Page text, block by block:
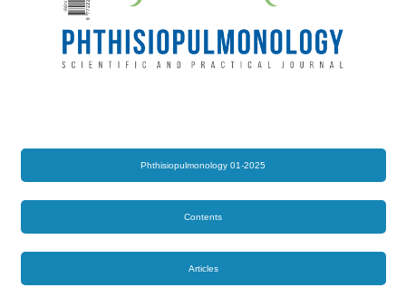
Phthisiopulmonology 01-2025
Contents
Articles